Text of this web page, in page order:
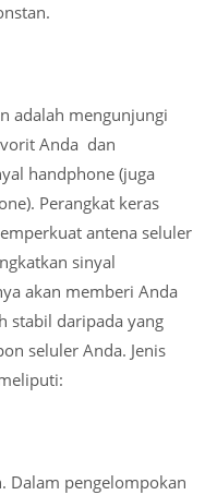
adalah mengunjungi
Anda dan
handphone (juga
Perangkat keras
antena seluler
sinyal
akan memberi Anda
stabil daripada yang
seluler Anda. Jenis
Dalam pengelompokan